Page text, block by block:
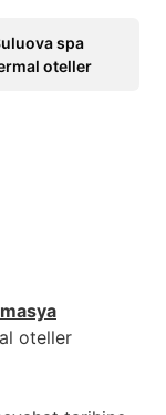
spa
oteller
oteller